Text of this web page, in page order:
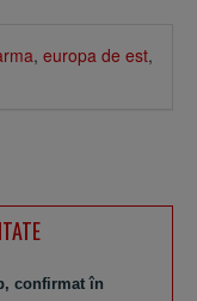
, europa de est,
confirmat în